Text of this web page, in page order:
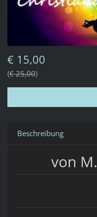
€ 15,00
€ 25,00
Beschreibung
von